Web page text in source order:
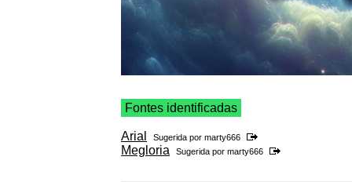
Fontes identificadas
Arial Sugerida por marty666
Megloria Sugerida por marty666